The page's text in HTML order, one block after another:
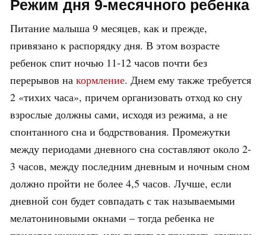
Режим дня 9-месячного ребенка
Питание малыша 9 месяцев, как и прежде,
привязано к распорядку дня. В этом возрасте
ребенок спит ночью 11-12 часов почти без
перерывов на кормление. Днем ему также требуется
2 «тихих часа», причем организовать отход ко сну
взрослые должны сами, исходя из режима, а не
спонтанного сна и бодрствования. Промежутки
между периодами дневного сна составляют около 2-
3 часов, между последним дневным и ночным сном
должно пройти не более 4,5 часов. Лучше, если
дневной сон будет совпадать с так называемыми
мелатониновыми окнами – тогда ребенка не